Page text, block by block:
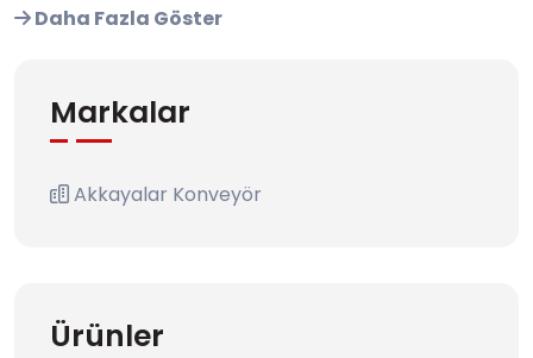
Daha Fazla Göster
Markalar
Akkayalar Konveyör
Ürünler